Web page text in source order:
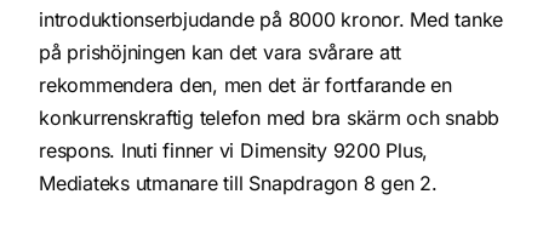
introduktionserbjudande på 8000 kronor. Med tanke
på prishöjningen kan det vara svårare att
rekommendera den, men det är fortfarande en
konkurrenskraftig telefon med bra skärm och snabb
respons. Inuti finner vi Dimensity 9200 Plus,
Mediateks utmanare till Snapdragon 8 gen 2.